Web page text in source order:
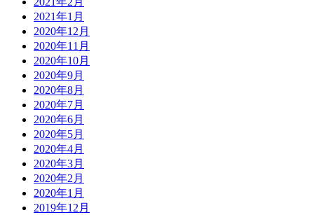
2021年1月
2020年12月
2020年11月
2020年10月
2020年9月
2020年8月
2020年7月
2020年6月
2020年5月
2020年4月
2020年3月
2020年2月
2020年1月
2019年12月